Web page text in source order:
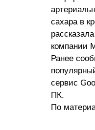
сахара в
компании
Ранее
сервис
ПК.
По